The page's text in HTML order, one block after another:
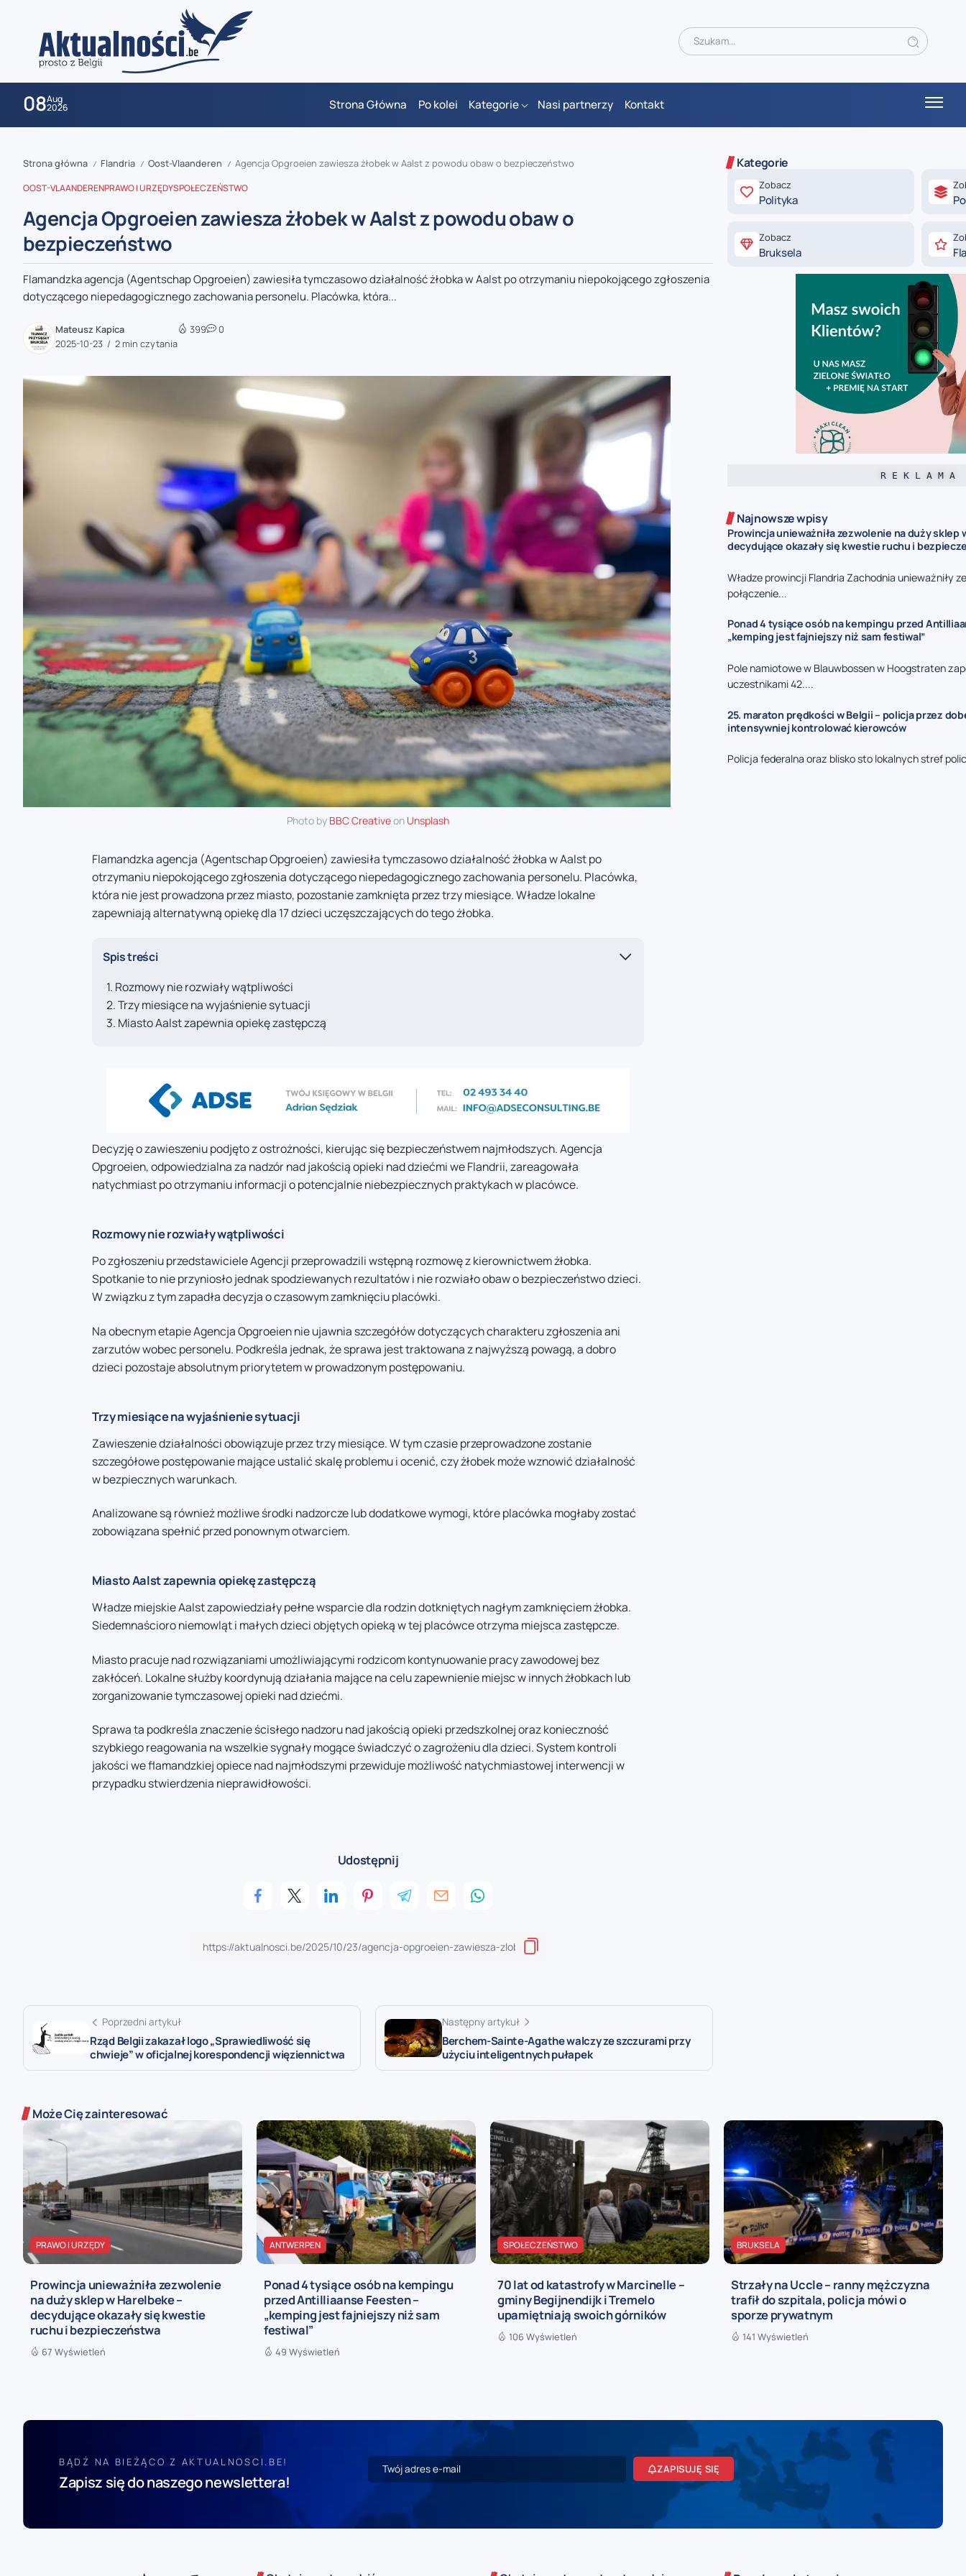
08Aug
2026 Strona Główna Po kolei Kategorie Nasi partnerzy Kontakt
zaobserwuj nas
zaobserwuj nas
zaobserwuj nas
zaobserwuj nas
Strona główna / Flandria / Oost-Vlaanderen / Agencja Opgroeien zawiesza żłobek w Aalst z powodu obaw o bezpieczeństwo
OOST-VLAANDERENPRAWO I URZĘDYSPOŁECZEŃSTWO
Agencja Opgroeien zawiesza żłobek w Aalst z powodu obaw o
bezpieczeństwo
Flamandzka agencja (Agentschap Opgroeien) zawiesiła tymczasowo działalność żłobka w Aalst po otrzymaniu niepokojącego zgłoszenia
dotyczącego niepedagogicznego zachowania personelu. Placówka, która...
Mateusz Kapica
2025-10-23
2 min czytania
399 0
Photo by BBC Creativeon Unsplash
Flamandzka agencja (Agentschap Opgroeien) zawiesiła tymczasowo działalność żłobka w Aalst po
otrzymaniu niepokojącego zgłoszenia dotyczącego niepedagogicznego zachowania personelu. Placówka,
która nie jest prowadzona przez miasto, pozostanie zamknięta przez trzy miesiące. Władze lokalne
zapewniają alternatywną opiekę dla 17 dzieci uczęszczających do tego żłobka.
Spis treści
Rozmowy nie rozwiały wątpliwości
Trzy miesiące na wyjaśnienie sytuacji
Miasto Aalst zapewnia opiekę zastępczą
Decyzję o zawieszeniu podjęto z ostrożności, kierując się bezpieczeństwem najmłodszych. Agencja
Opgroeien, odpowiedzialna za nadzór nad jakością opieki nad dziećmi we Flandrii, zareagowała
natychmiast po otrzymaniu informacji o potencjalnie niebezpiecznych praktykach w placówce.
Rozmowy nie rozwiały wątpliwości
Po zgłoszeniu przedstawiciele Agencji przeprowadzili wstępną rozmowę z kierownictwem żłobka.
Spotkanie to nie przyniosło jednak spodziewanych rezultatów i nie rozwiało obaw o bezpieczeństwo dzieci.
W związku z tym zapadła decyzja o czasowym zamknięciu placówki.
Na obecnym etapie Agencja Opgroeien nie ujawnia szczegółów dotyczących charakteru zgłoszenia ani
zarzutów wobec personelu. Podkreśla jednak, że sprawa jest traktowana z najwyższą powagą, a dobro
dzieci pozostaje absolutnym priorytetem w prowadzonym postępowaniu.
Trzy miesiące na wyjaśnienie sytuacji
Zawieszenie działalności obowiązuje przez trzy miesiące. W tym czasie przeprowadzone zostanie
szczegółowe postępowanie mające ustalić skalę problemu i ocenić, czy żłobek może wznowić działalność
w bezpiecznych warunkach.
Analizowane są również możliwe środki nadzorcze lub dodatkowe wymogi, które placówka mogłaby zostać
zobowiązana spełnić przed ponownym otwarciem.
Miasto Aalst zapewnia opiekę zastępczą
Władze miejskie Aalst zapowiedziały pełne wsparcie dla rodzin dotkniętych nagłym zamknięciem żłobka.
Siedemnaścioro niemowląt i małych dzieci objętych opieką w tej placówce otrzyma miejsca zastępcze.
Miasto pracuje nad rozwiązaniami umożliwiającymi rodzicom kontynuowanie pracy zawodowej bez
zakłóceń. Lokalne służby koordynują działania mające na celu zapewnienie miejsc w innych żłobkach lub
zorganizowanie tymczasowej opieki nad dziećmi.
Sprawa ta podkreśla znaczenie ścisłego nadzoru nad jakością opieki przedszkolnej oraz konieczność
szybkiego reagowania na wszelkie sygnały mogące świadczyć o zagrożeniu dla dzieci. System kontroli
jakości we flamandzkiej opiece nad najmłodszymi przewiduje możliwość natychmiastowej interwencji w
przypadku stwierdzenia nieprawidłowości.
Udostępnij
Poprzedni artykuł
Rząd Belgii zakazał logo „Sprawiedliwość się
chwieje” w oficjalnej korespondencji więziennictwa
Następny artykuł
Berchem-Sainte-Agathe walczy ze szczurami przy
użyciu inteligentnych pułapek
Kategorie
Zobacz
Polityka
Zobacz
Bruksela
R E K L A M A
Najnowsze wpisy
Prowincja unieważniła zezwolenie na duży sklep
decydujące okazały się kwestie ruchu i
Władze prowincji Flandria Zachodnia unieważniły
połączenie...
Ponad 4 tysiące osób na kempingu przed
„kemping jest fajniejszy niż sam festiwal”
Pole namiotowe w Blauwbossen w Hoogstraten
uczestnikami 42....
25. maraton prędkości w Belgii – policja przez
intensywniej kontrolować kierowców
Policja federalna oraz blisko sto lokalnych stref
Może Cię zainteresować
PRAWO I URZĘDY
Prowincja unieważniła zezwolenie
na duży sklep w Harelbeke –
decydujące okazały się kwestie
ruchu i bezpieczeństwa
67 Wyświetleń
ANTWERPEN
Ponad 4 tysiące osób na kempingu
przed Antilliaanse Feesten –
„kemping jest fajniejszy niż sam
festiwal”
49 Wyświetleń
SPOŁECZEŃSTWO
70 lat od katastrofy w Marcinelle –
gminy Begijnendijk i Tremelo
upamiętniają swoich górników
106 Wyświetleń
BRUKSELA
Strzały na Uccle – ranny mężczyzna
trafił do szpitala, policja mówi o
sporze prywatnym
141 Wyświetleń
BĄDŹ NA BIEŻĄCO Z AKTUALNOSCI.BE!
Zapisz się do naszego newslettera!
ZAPISUJĘ SIĘ